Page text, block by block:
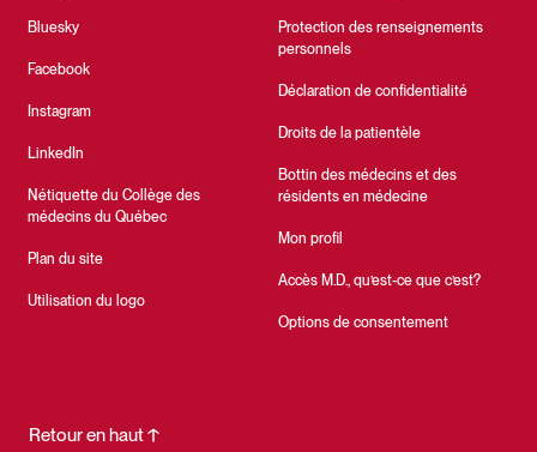
Bluesky
Facebook
Instagram
LinkedIn
Nétiquette du Collège des
médecins du Québec
Plan du site
Utilisation du logo
Protection des renseignements
personnels
Déclaration de confidentialité
Droits de la patientèle
Bottin des médecins et des
résidents en médecine
Mon profil
Accès M.D., qu’est-ce que c’est?
Options de consentement
Retour en haut